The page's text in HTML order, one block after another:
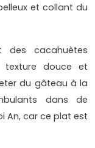
et collant du
des cacahuètes
texture douce et
du gâteau à la
dans de
An, car ce plat est